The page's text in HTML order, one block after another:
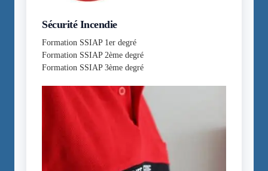
Sécurité Incendie
Formation SSIAP 1er degré
Formation SSIAP 2ème degré
Formation SSIAP 3ème degré